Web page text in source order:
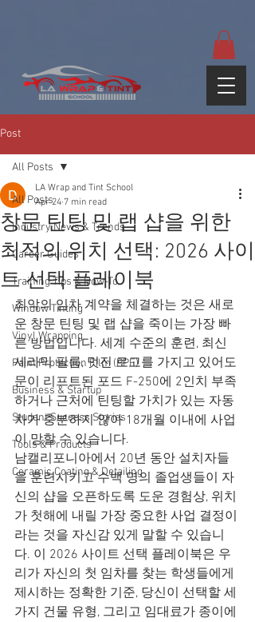
Post
All Posts
Industry News & Trends
Career Guides
Training Tips & How-To
Window Tinting
Vinyl Wrapping
Paint Protection Film (PPF)
Business & Startup
Student Success Stories
Tools & Products
Ceramic Coating & Detailing
All Posts
창문 틴팅 및 랩 샵을 위한
최적의 위치 선택: 2026 사이
트 선택 플레이북
LA Wrap and Tint School
Apr 24 7 min read
최악의 임차 계약을 체결하는 것은 새로
운 창문 틴팅 및 랩 샵을 죽이는 가장 빠
른 방법입니다. 세계 수준의 훈련, 최신
세라믹 필름, 멋진 로고를 가지고 있어도
문이 리프트된 포드 F-250에 2인치 부족
하거나 근처에 틴팅할 가치가 있는 자동
차가 충분하지 않아 18개월 이내에 사업
이 망할 수 있습니다.
남캘리포니아에서 20년 동안 설치자들
을 훈련시키고 수백 명의 졸업생들이 자
신의 샵을 오픈하도록 도운 경험상, 위치
가 첫해에 내릴 가장 중요한 사업 결정이
라는 것을 자신감 있게 말할 수 있습니
다. 이 2026 사이트 선택 플레이북은 우
리가 자신의 첫 임차를 찾는 학생들에게
제시하는 정확한 기준, 당신이 선택할 세
가지 건물 유형, 그리고 임대료가 종이에